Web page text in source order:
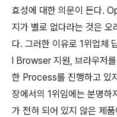
효성에 대한 의문이 든다.
지가 별로 없다라는 것은 오
다. 그러한 이유로 1위업체
l Browser 지원, 브라우저
한 Process를 진행하고 있
장에서의 1위임에는 분명하
가 전혀 되어 있지 않은 제품